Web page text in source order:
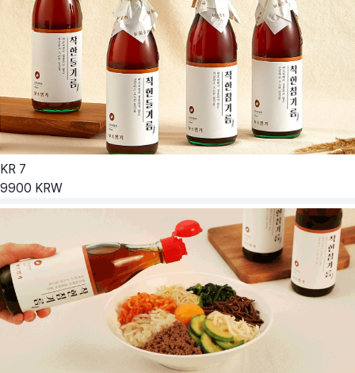
KR 7
9900 KRW